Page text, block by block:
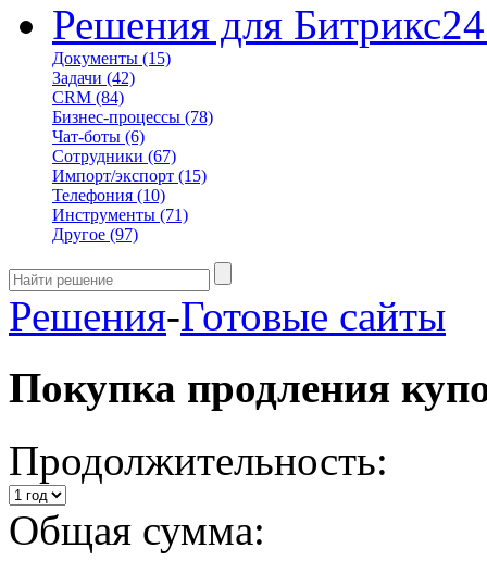
Решения для Битрикс24
Документы (15)
Задачи (42)
CRM (84)
Бизнес-процессы (78)
Чат-боты (6)
Сотрудники (67)
Импорт/экспорт (15)
Телефония (10)
Инструменты (71)
Другое (97)
Решения-Готовые сайты
Покупка продления
Продолжительность:
Общая сумма: